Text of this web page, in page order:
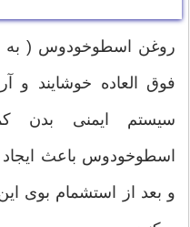
فوق العاده خوشایند و
سیستم ایمنی بدن
اسطوخودوس باعث
و بعد از استشمام بوی